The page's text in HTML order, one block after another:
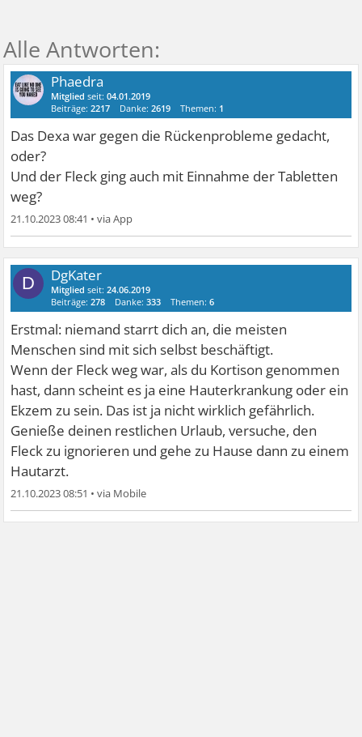
Phaedra
Mitglied seit:04.01.2019
Beiträge:2217 Danke:2619 Themen: 1
Das Dexa war gegen die Rückenprobleme gedacht,
oder?
Und der Fleck ging auch mit Einnahme der Tabletten
weg?
21.10.2023 08:41 •
D DgKater
Mitglied seit:24.06.2019
Beiträge:278 Danke:333 Themen:6
Erstmal: niemand starrt dich an, die meisten
Menschen sind mit sich selbst beschäftigt.
Wenn der Fleck weg war, als du Kortison genommen
hast, dann scheint es ja eine Hauterkrankung oder ein
Ekzem zu sein. Das ist ja nicht wirklich gefährlich.
Genieße deinen restlichen Urlaub, versuche, den
Fleck zu ignorieren und gehe zu Hause dann zu einem
Hautarzt.
21.10.2023 08:51 •